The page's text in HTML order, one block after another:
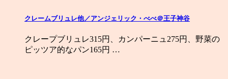
クレームブリュレ他／アンジェリック・べべ＠王子神谷
クレープブリュレ315円、カンパーニュ275円、野菜の
ピッツア的なパン165円 …